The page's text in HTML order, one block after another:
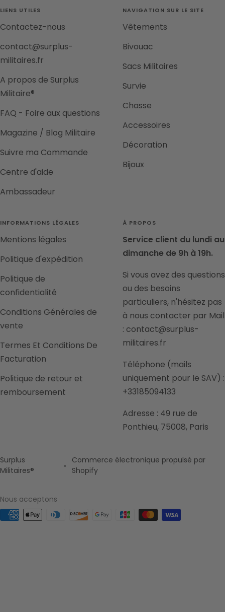
4
LIENS UTILES
Contactez-nous
contact@surplus-
militaires.fr
A propos de Surplus
Militaire®
FAQ - Foire aux questions
Magazine / Blog Militaire
Suivre ma Commande
Centre d'aide
Ambassadeur
NAVIGATION SUR LE SITE
Vêtements
Bivouac
Sacs Militaires
Survie
Chasse
Accessoires
Décoration
Bijoux
INFORMATIONS LÉGALES
Mentions légales
Politique d'expédition
Politique de
confidentialité
Conditions Générales de
vente
Termes Et Conditions De
Facturation
Politique de retour et
remboursement
À PROPOS
Service client du lundi au
dimanche de 9h à 19h.
Si vous avez des questions
ou des besoins
particuliers, n'hésitez pas
à nous contacter par Mail
: contact@surplus-
militaires.fr
Téléphone (mails
uniquement pour le SAV) :
+33185094133
Adresse : 49 rue de
Ponthieu, 75008, Paris
Surplus
Militaires®
Commerce électronique propulsé par
Shopify
Nous acceptons